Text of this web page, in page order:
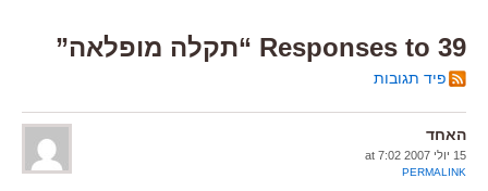
39 Responses to “תקלה מופלאה”
פיד תגובות
האחד
15 יולי 2007 at 7:02
PERMALINK